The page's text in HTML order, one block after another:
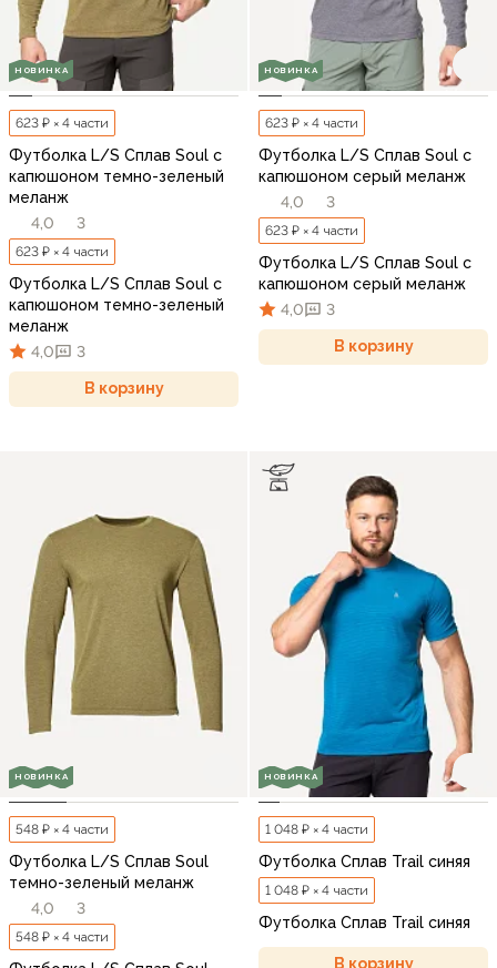
НОВИНКА
623 ₽ × 4 части
Футболка L/S Сплав Soul с
капюшоном темно-зеленый
меланж
4,0
3
623 ₽ × 4 части
Футболка L/S Сплав Soul с
капюшоном темно-зеленый
меланж
4,0
3
В корзину
НОВИНКА
623 ₽ × 4 части
Футболка L/S Сплав Soul с
капюшоном серый меланж
4,0
3
623 ₽ × 4 части
Футболка L/S Сплав Soul с
капюшоном серый меланж
4,0
3
В корзину
НОВИНКА
548 ₽ × 4 части
Футболка L/S Сплав Soul
темно-зеленый меланж
4,0
3
548 ₽ × 4 части
НОВИНКА
1 048 ₽ × 4 части
Футболка Сплав Trail синяя
1 048 ₽ × 4 части
Футболка Сплав Trail синяя
В корзину